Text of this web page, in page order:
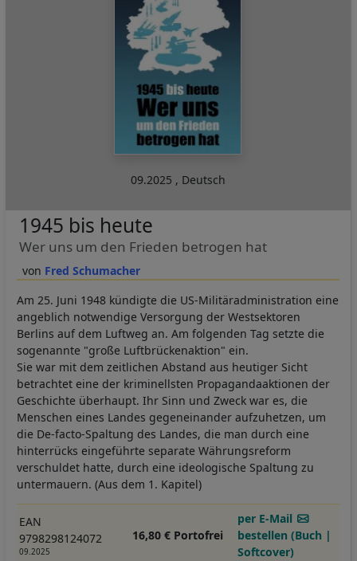
09.2025 , Deutsch
Fred Schumacher
1945 bis heute
Wer uns um den Frieden betrogen hat
Am 25. Juni 1948 kündigte die US-Militäradministration eine
angeblich notwendige Versorgung der Westsektoren
Berlins auf dem Luftweg an. Am folgenden Tag setzte die
sogenannte "große Luftbrückenaktion" ein.
Sie war mit dem zeitlichen Abstand aus heutiger Sicht
betrachtet eine der kriminellsten Propagandaaktionen der
Geschichte überhaupt. Ihr Sinn und Zweck war es, die
Menschen eines Landes gegeneinander aufzuhetzen, um
die De-facto-Spaltung des Landes, die man durch eine
hinterrücks eingeführte separate Währungsreform
verschuldet hatte, durch eine ideologische Spaltung zu
untermauern. (Aus dem 1. Kapitel)
EAN
9798298124072
09.2025
16,80 € Portofrei
per E-Mail
bestellen (Buch |
Softcover)